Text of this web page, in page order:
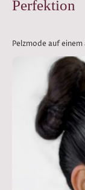
Perfektion
Pelzmode auf